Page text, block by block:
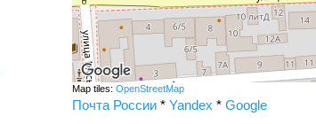
Map tiles: OpenStreetMap
Почта России * Yandex * Google